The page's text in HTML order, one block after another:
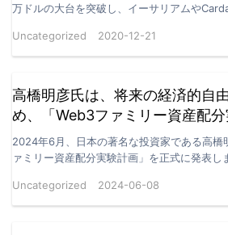
万ドルの大台を突破し、イーサリアムや
Uncategorized
2020-12-21
高橋明彦氏は、将来の経済的自
め、「Web3ファミリー資産配
した。
2024年6月、日本の著名な投資家である高橋
ァミリー資産配分実験計画」を正式に発表し
Uncategorized
2024-06-08